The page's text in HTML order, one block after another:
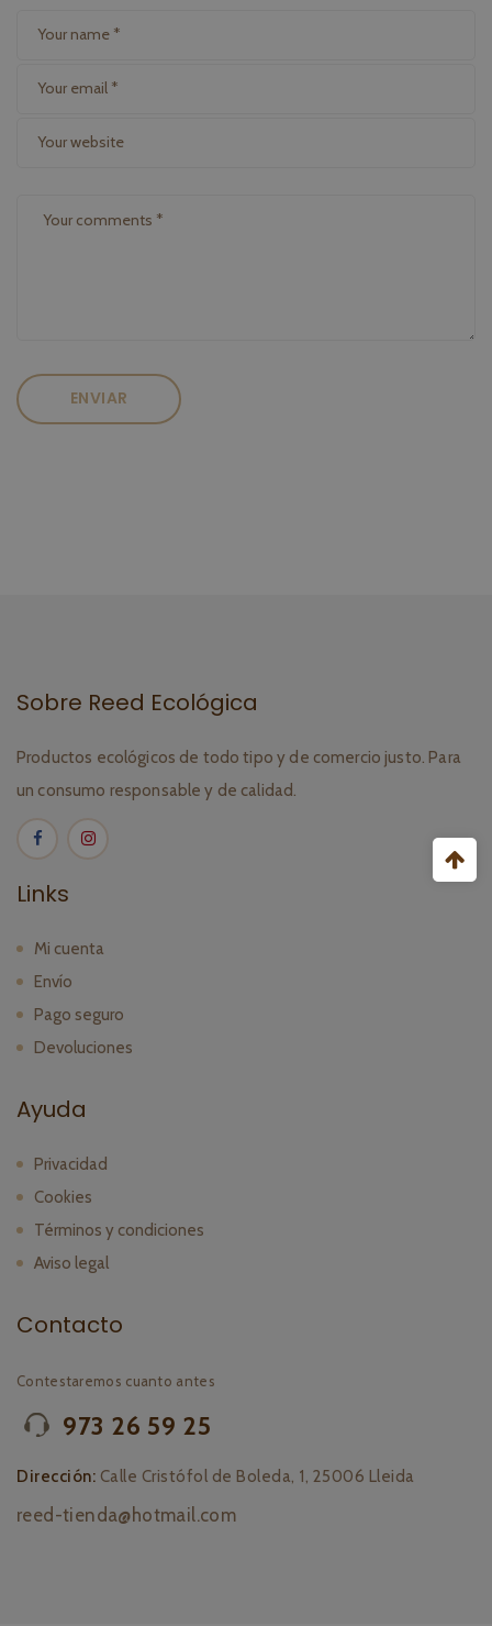
ENVIAR
Sobre Reed Ecológica
Productos ecológicos de todo tipo y de comercio justo. Para
un consumo responsable y de calidad.
Links
Mi cuenta
Envío
Pago seguro
Devoluciones
Ayuda
Privacidad
Cookies
Términos y condiciones
Aviso legal
Contacto
Contestaremos cuanto antes
973 26 59 25
Dirección: Calle Cristófol de Boleda, 1, 25006 Lleida
reed-tienda@hotmail.com